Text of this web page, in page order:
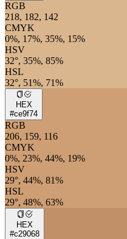
RGB
218, 182, 142
CMYK
0%, 17%, 35%, 15%
HSV
32°, 35%, 85%
HSL
32°, 51%, 71%
HEX
#ce9f74
RGB
206, 159, 116
CMYK
0%, 23%, 44%, 19%
HSV
29°, 44%, 81%
HSL
29°, 48%, 63%
HEX
#c29068